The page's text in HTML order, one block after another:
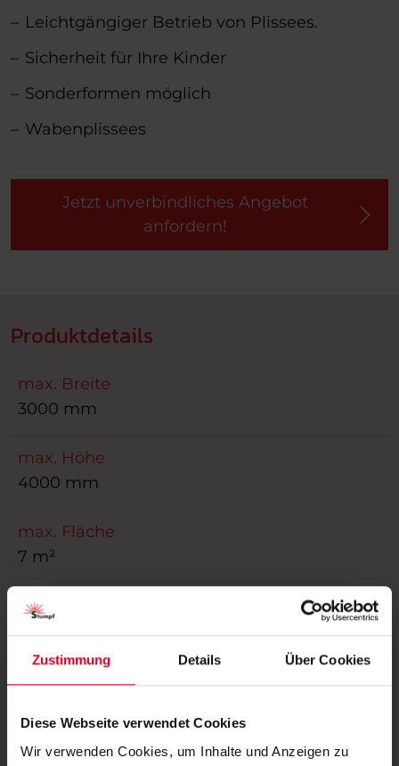
Zustimmung Details Über Cookies
Diese Webseite verwendet Cookies
Wir verwenden Cookies, um Inhalte und Anzeigen zu
Leichtgängiger Betrieb von Plissees.
Sicherheit für Ihre Kinder
Sonderformen möglich
Wabenplissees
Jetzt unverbindliches Angebot
anfordern!
Produktdetails
max. Breite
3000 mm
max. Höhe
4000 mm
max. Fläche
7 m²
Bedienung
Elektroantrieb, Griff, Griffleiste, Kette, Schnur
Führung
Anwendungsbereich